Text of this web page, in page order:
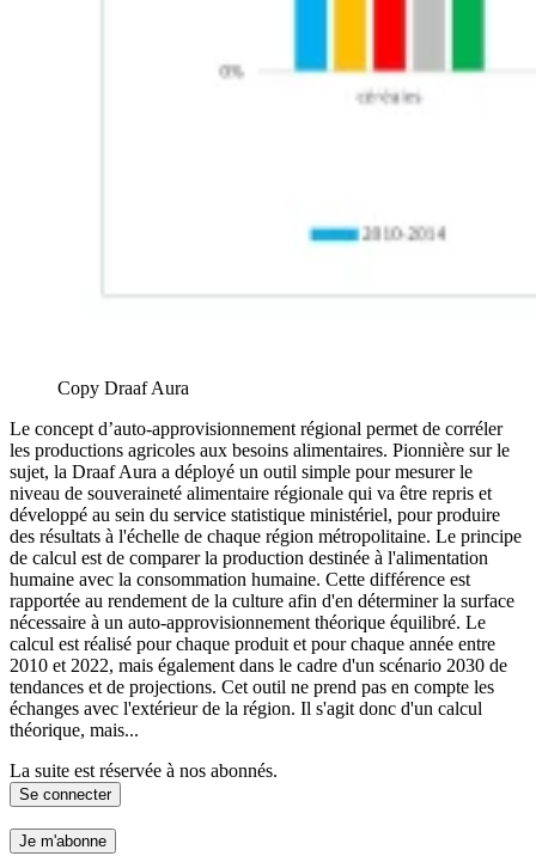
Copy Draaf Aura
Le concept d’auto-approvisionnement régional permet de corréler
les productions agricoles aux besoins alimentaires. Pionnière sur le
sujet, la Draaf Aura a déployé un outil simple pour mesurer le
niveau de souveraineté alimentaire régionale qui va être repris et
développé au sein du service statistique ministériel, pour produire
des résultats à l'échelle de chaque région métropolitaine. Le principe
de calcul est de comparer la production destinée à l'alimentation
humaine avec la consommation humaine. Cette différence est
rapportée au rendement de la culture afin d'en déterminer la surface
nécessaire à un auto-approvisionnement théorique équilibré. Le
calcul est réalisé pour chaque produit et pour chaque année entre
2010 et 2022, mais également dans le cadre d'un scénario 2030 de
tendances et de projections. Cet outil ne prend pas en compte les
échanges avec l'extérieur de la région. Il s'agit donc d'un calcul
théorique, mais...
La suite est réservée à nos abonnés.
Se connecter
Je m'abonne